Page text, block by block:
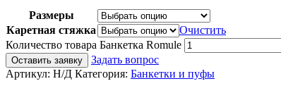
Размеры
Каретная стяжка
Очистить
Количество товара Банкетка Romule
Оставить заявку
Задать вопрос
Артикул: Н/Д Категория: Банкетки и пуфы